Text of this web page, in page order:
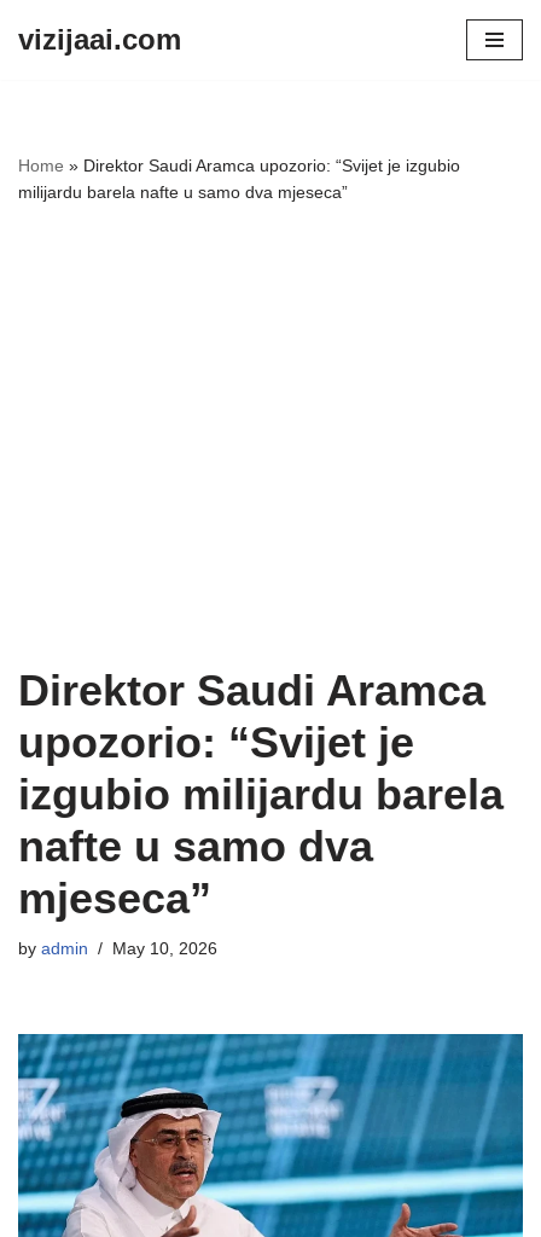
vizijaai.com
Home » Direktor Saudi Aramca upozorio: “Svijet je izgubio
milijardu barela nafte u samo dva mjeseca”
Direktor Saudi Aramca
upozorio: “Svijet je
izgubio milijardu barela
nafte u samo dva
mjeseca”
by admin May 10, 2026